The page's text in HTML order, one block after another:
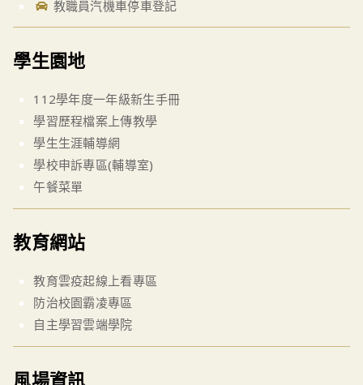
教職員汽機車停車登記
學生園地
112學年度一年級新生手冊
學習歷程檔案上傳教學
學生生涯輔導網
學校申訴專區(輔導室)
午餐菜單
教育網站
教育雲疫起線上看專區
防治校園霸凌專區
自主學習雲端學院
風場資訊